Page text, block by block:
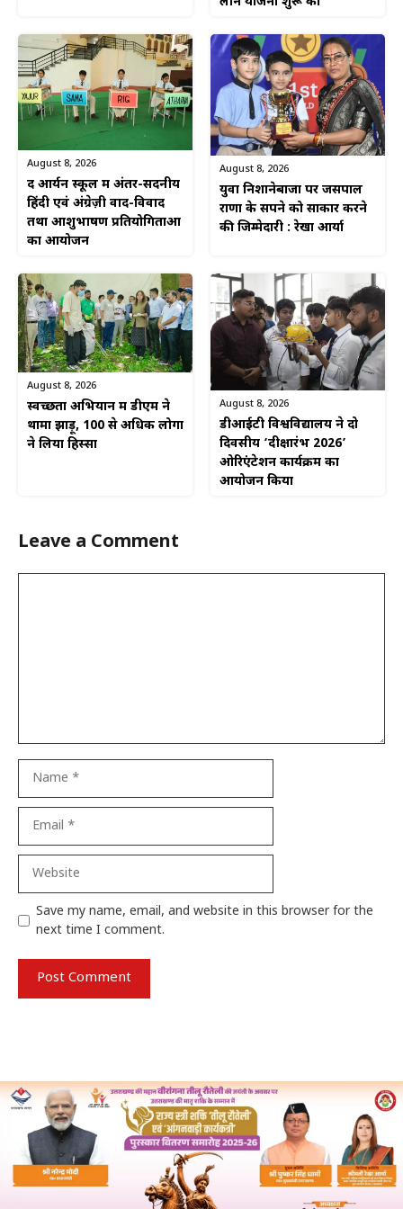
August 8, 2026
द आर्यन स्कूल में अंतर-सदनीय
हिंदी एवं अंग्रेज़ी वाद-विवाद
तथा आशुभाषण प्रतियोगिताओं
का आयोजन
August 8, 2026
युवा निशानेबाजों पर जसपाल
राणा के सपने को साकार करने
की जिम्मेदारी : रेखा आर्या
August 8, 2026
स्वच्छता अभियान में डीएम ने
थामा झाड़ू, 100 से अधिक लोगों
ने लिया हिस्सा
August 8, 2026
डीआईटी विश्वविद्यालय ने दो
दिवसीय ‘दीक्षारंभ 2026’
ओरिएंटेशन कार्यक्रम का
आयोजन किया
Leave a Comment
Save my name, email, and website in this browser for the
next time I comment.